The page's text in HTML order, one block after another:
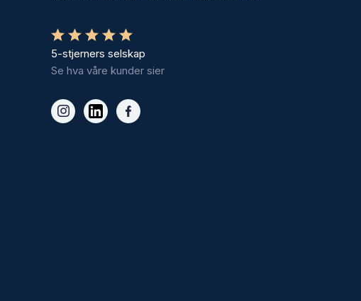
5-stjerners selskap
Se hva våre kunder sier